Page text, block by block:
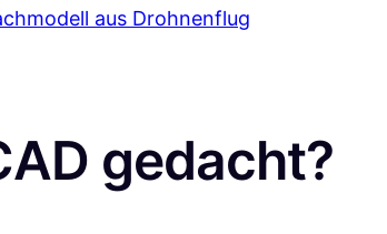
aus Drohnenflug
gedacht?